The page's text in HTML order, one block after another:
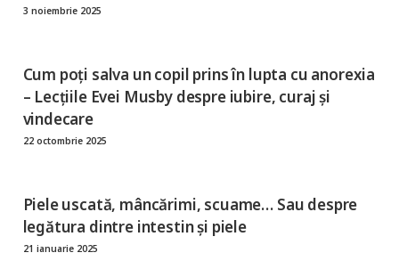
3 noiembrie 2025
Cum poți salva un copil prins în lupta cu anorexia
– Lecțiile Evei Musby despre iubire, curaj și
vindecare
22 octombrie 2025
Piele uscată, mâncărimi, scuame… Sau despre
legătura dintre intestin și piele
21 ianuarie 2025